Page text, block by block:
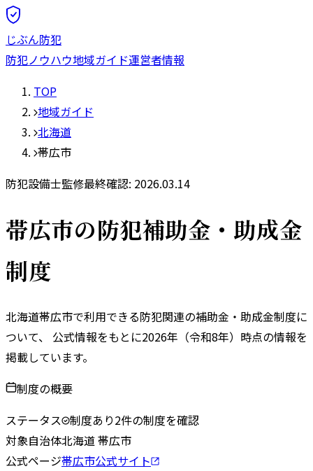
じぶん防犯
防犯ノウハウ地域ガイド運営者情報
TOP
地域ガイド
北海道
帯広市
防犯設備士監修最終確認: 2026.03.14
帯広市の防犯補助金・助成金
制度
北海道帯広市で利用できる防犯関連の補助金・助成金制度に
ついて、 公式情報をもとに2026年（令和8年）時点の情報を
掲載しています。
制度の概要
ステータス 制度あり2件の制度を確認
対象自治体北海道帯広市
公式ページ帯広市公式サイト